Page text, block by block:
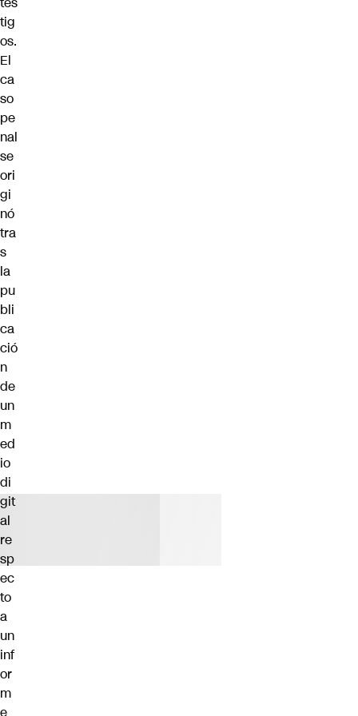
tig
os.
El
ca
so
pe
nal
se
ori
gi
nó
tra
s
la
pu
bli
ca
ció
n
de
un
m
ed
io
di
git
al
re
sp
ec
to
a
un
inf
or
m
e